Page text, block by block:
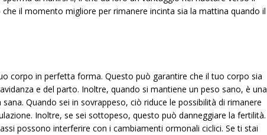
il momento migliore per rimanere incinta sia la mattina quando il
corpo in perfetta forma. Questo può garantire che il tuo corpo sia
e del parto. Inoltre, quando si mantiene un peso sano, è una
Quando sei in sovrappeso, ciò riduce le possibilità di rimanere
Inoltre, se sei sottopeso, questo può danneggiare la fertilità.
possono interferire con i cambiamenti ormonali ciclici. Se ti stai